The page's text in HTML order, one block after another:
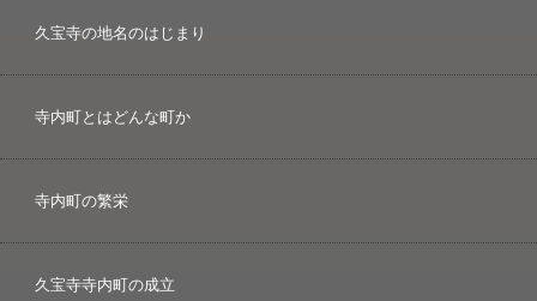
久宝寺の地名のはじまり
寺内町とはどんな町か
寺内町の繁栄
久宝寺寺内町の成立